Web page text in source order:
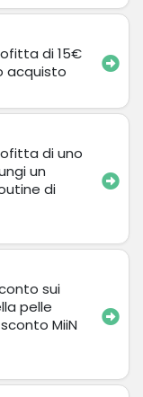
di 15€
acquisto
di uno
un
di
sui
pelle
MiiN